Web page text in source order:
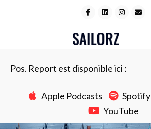
Pos. Report est disponible ici :
Apple Podcasts Spotify
YouTube